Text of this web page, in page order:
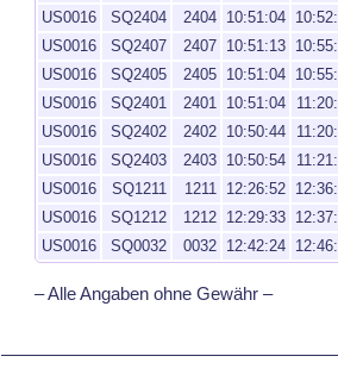
US0016
SQ2404 2404 10:51:04
US0016
SQ2407 2407 10:51:13
US0016
SQ2405 2405 10:51:04
US0016
SQ2401 2401 10:51:04
US0016
SQ2402 2402 10:50:44
US0016
SQ2403 2403 10:50:54
US0016
SQ1211 1211 12:26:52
US0016
SQ1212 1212 12:29:33
US0016
SQ0032 0032 12:42:24
– Alle Angaben ohne Gewähr –